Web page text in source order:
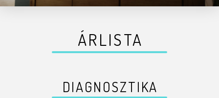
ÁRLISTA
DIAGNOSZTIKA